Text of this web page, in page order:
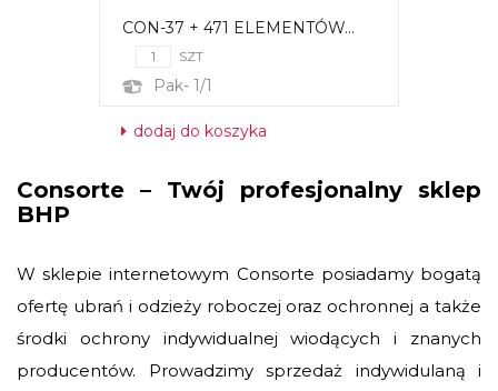
CON-37 + 471 ELEMENTÓW...
SZT
Pak- 1/1
dodaj do koszyka
Consorte – Twój profesjonalny sklep
BHP
W sklepie internetowym Consorte posiadamy bogatą
ofertę ubrań i odzieży roboczej oraz ochronnej a także
środki ochrony indywidualnej wiodących i znanych
producentów. Prowadzimy sprzedaż indywidulaną i